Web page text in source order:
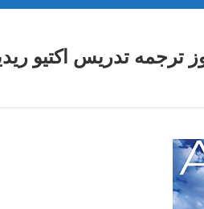
ترجمه تدریس اکتیو